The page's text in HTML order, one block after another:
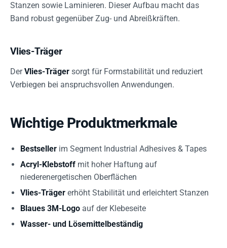
Stanzen sowie Laminieren. Dieser Aufbau macht das
Band robust gegenüber Zug- und Abreißkräften.
Vlies-Träger
DerVlies-Träger sorgt für Formstabilität und reduziert
Verbiegen bei anspruchsvollen Anwendungen.
Wichtige Produktmerkmale
Bestseller im Segment Industrial Adhesives & Tapes
Acryl-Klebstoff mit hoher Haftung auf
niederenergetischen Oberflächen
Vlies-Träger erhöht Stabilität und erleichtert Stanzen
Blaues 3M-Logo auf der Klebeseite
Wasser- und Lösemittelbeständig